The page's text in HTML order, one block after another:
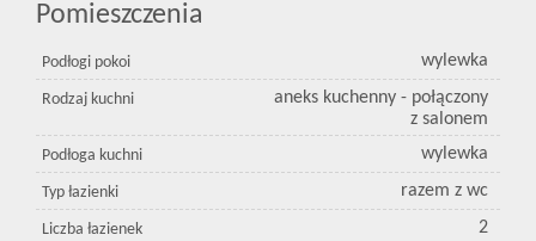
Pomieszczenia
Podłogi pokoi wylewka
Rodzaj kuchni
aneks kuchenny - połączony
z salonem
Podłoga kuchni wylewka
Typ łazienki razem z wc
Liczba łazienek 2